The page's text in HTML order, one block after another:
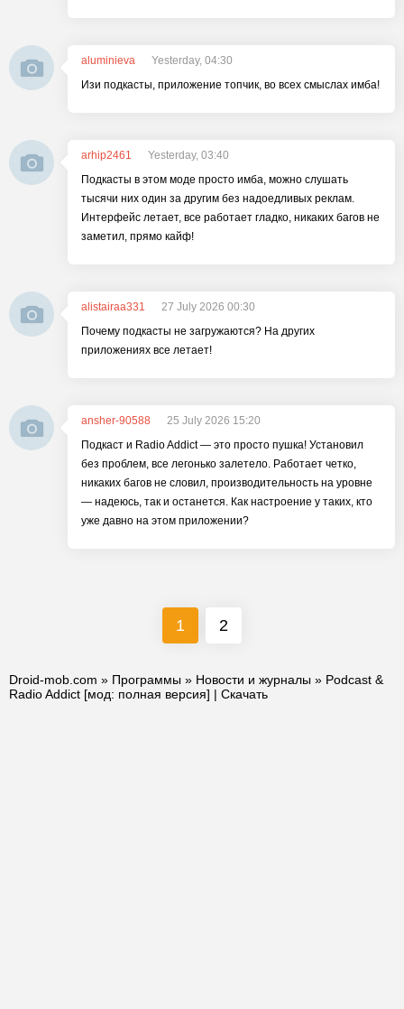
aluminieva
Yesterday, 04:30
Изи подкасты, приложение топчик, во всех смыслах имба!
arhip2461
Yesterday, 03:40
Подкасты в этом моде просто имба, можно слушать
тысячи них один за другим без надоедливых реклам.
Интерфейс летает, все работает гладко, никаких багов не
заметил, прямо кайф!
alistairaa331
27 July 2026 00:30
Почему подкасты не загружаются? На других
приложениях все летает!
ansher-90588
25 July 2026 15:20
Подкаст и Radio Addict — это просто пушка! Установил
без проблем, все легонько залетело. Работает четко,
никаких багов не словил, производительность на уровне
— надеюсь, так и останется. Как настроение у таких, кто
уже давно на этом приложении?
1 2
Droid-mob.com » Программы » Новости и журналы » Podcast &
Radio Addict [мод: полная версия] | Скачать